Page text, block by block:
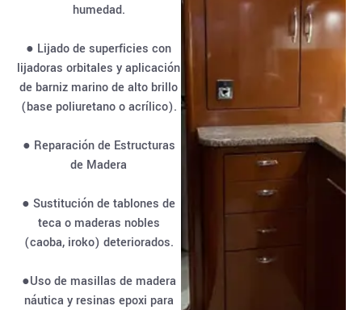
humedad.
● Lijado de superficies con
lijadoras orbitales y aplicación
de barniz marino de alto brillo
(base poliuretano o acrílico).
● Reparación de Estructuras
de Madera
● Sustitución de tablones de
teca o maderas nobles
(caoba, iroko) deteriorados.
●Uso de masillas de madera
náutica y resinas epoxi para